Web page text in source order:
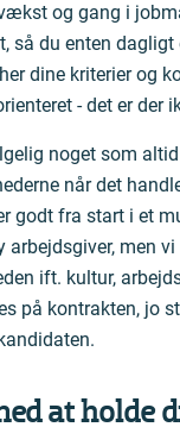
og gang i
så du enten
dine kriterier og
- det er der
noget som
når det
godt fra start i et
arbejdsgiver, men
ift. kultur,
på kontrakten, jo
at holde